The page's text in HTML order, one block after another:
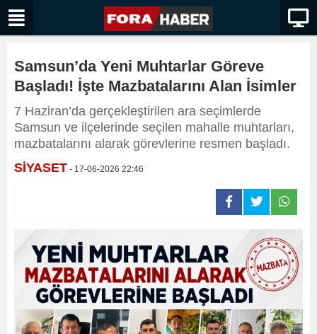
Samsun’da Yeni Muhtarlar Göreve
Başladı! İşte Mazbatalarını Alan İsimler
7 Haziran’da gerçekleştirilen ara seçimlerde
Samsun ve ilçelerinde seçilen mahalle muhtarları,
mazbatalarını alarak görevlerine resmen başladı.
SİYASET - 17-06-2026 22:46